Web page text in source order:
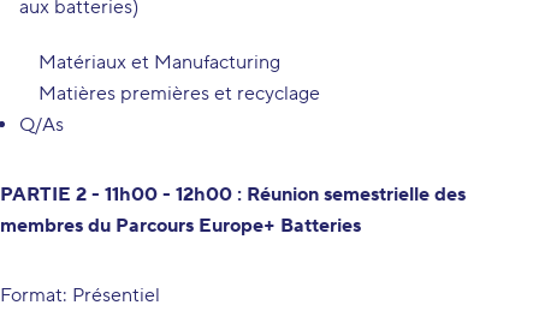
aux batteries)
Matériaux et Manufacturing
Matières premières et recyclage
Q/As
PARTIE 2 - 11h00 - 12h00 : Réunion semestrielle des
membres du Parcours Europe+ Batteries
Format: Présentiel